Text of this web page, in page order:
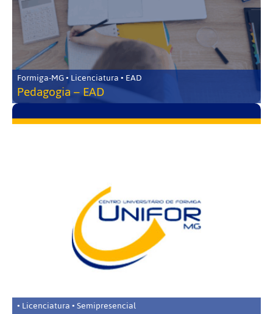
Formiga-MG • Licenciatura • EAD
Pedagogia – EAD
• Licenciatura • Semipresencial